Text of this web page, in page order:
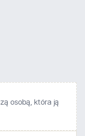
osobą, która ją